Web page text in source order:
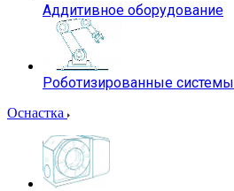
Аддитивное оборудование
Роботизированные системы
Оснастка